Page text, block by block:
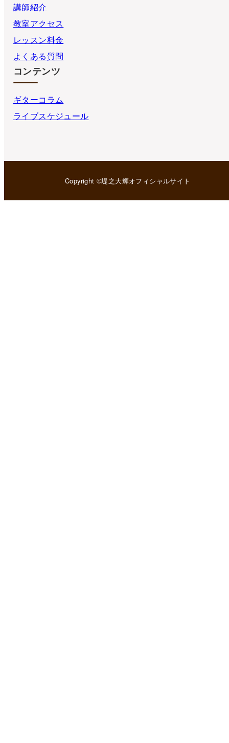
講師紹介
教室アクセス
レッスン料金
よくある質問
コンテンツ
ギターコラム
ライブスケジュール
Copyright ©堤之大輝オフィシャルサイト